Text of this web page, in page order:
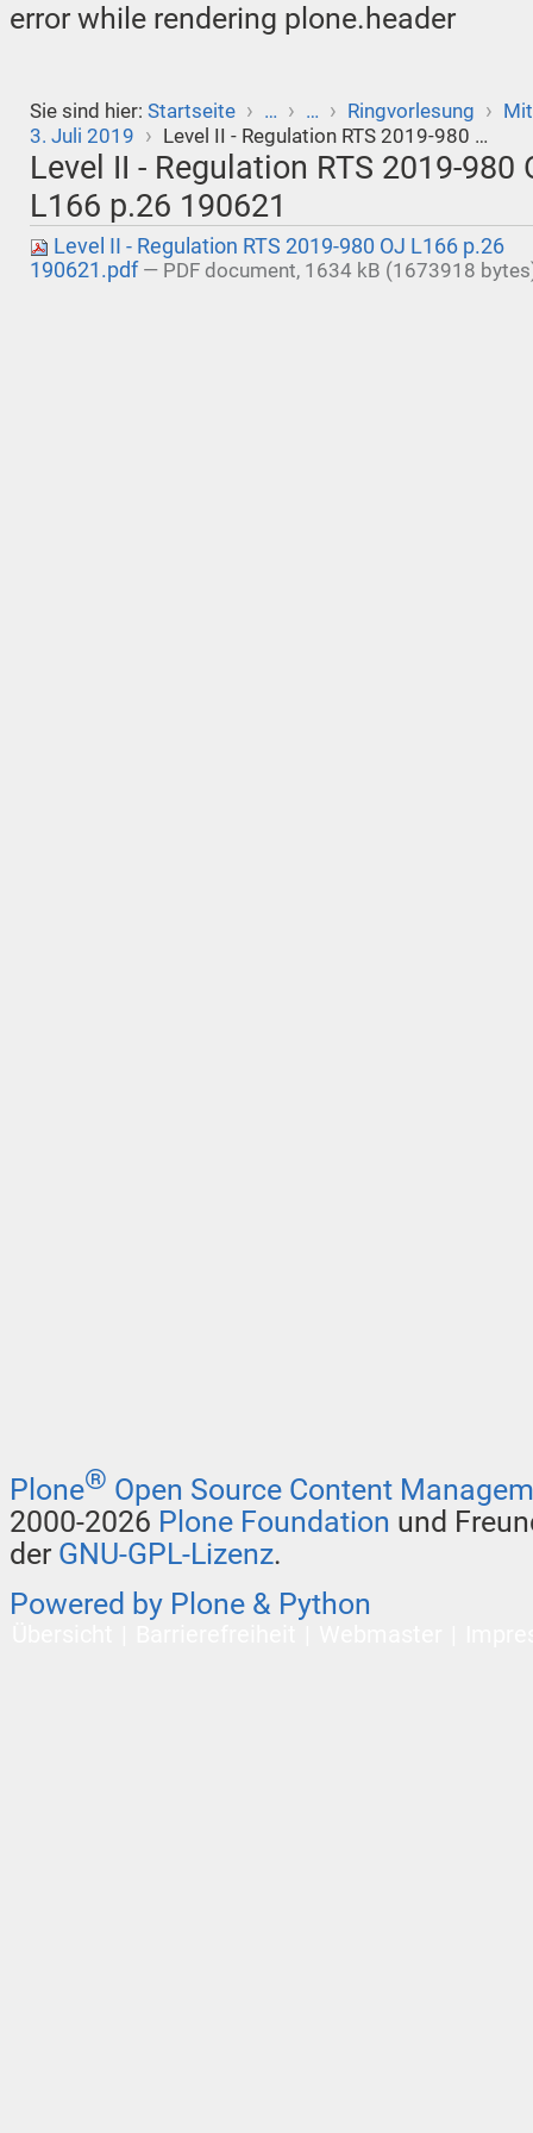
error while rendering plone.header
Sie sind hier: Startseite › … › … › Ringvorlesung ›
3. Juli 2019 › Level II - Regulation RTS 2019-980 …
Level II - Regulation RTS 2019-980
L166 p.26 190621
Level II - Regulation RTS 2019-980 OJ L166 p.26
190621.pdf — PDF document, 1634 kB (1673918
Plone® Open Source Content
2000-2026 Plone Foundation und
der GNU-GPL-Lizenz.
Powered by Plone & Python